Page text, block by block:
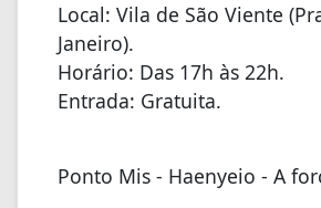
Local: Vila de São Viente
Janeiro).
Horário: Das 17h às 22h.
Entrada: Gratuita.
Ponto Mis - Haenyeio - A